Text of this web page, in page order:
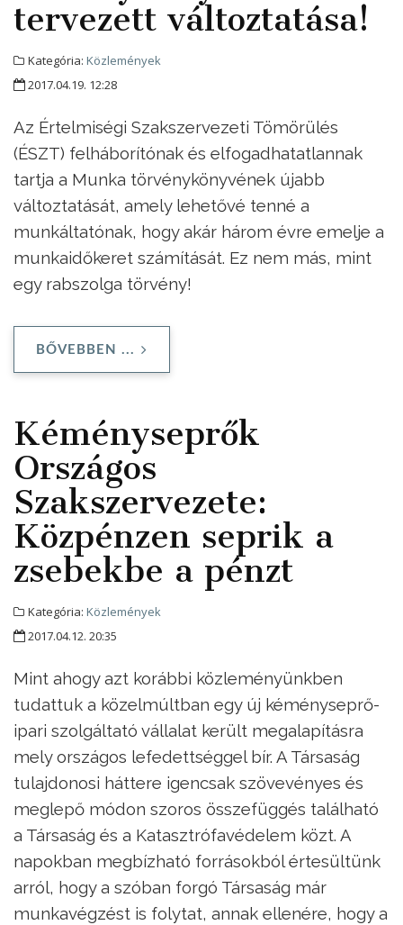
tervezett változtatása!
Kategória: Közlemények
2017.04.19. 12:28
Az Értelmiségi Szakszervezeti Tömörülés
(ÉSZT) felháborítónak és elfogadhatatlannak
tartja a Munka törvénykönyvének újabb
változtatását, amely lehetővé tenné a
munkáltatónak, hogy akár három évre emelje a
munkaidőkeret számítását. Ez nem más, mint
egy rabszolga törvény!
BŐVEBBEN ...
Kéményseprők
Országos
Szakszervezete:
Közpénzen seprik a
zsebekbe a pénzt
Kategória: Közlemények
2017.04.12. 20:35
Mint ahogy azt korábbi közleményünkben
tudattuk a közelmúltban egy új kéményseprő-
ipari szolgáltató vállalat került megalapításra
mely országos lefedettséggel bír. A Társaság
tulajdonosi háttere igencsak szövevényes és
meglepő módon szoros összefüggés található
a Társaság és a Katasztrófavédelem közt. A
napokban megbízható forrásokból értesültünk
arról, hogy a szóban forgó Társaság már
munkavégzést is folytat, annak ellenére, hogy a